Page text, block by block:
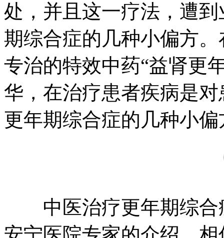
处，并且这一疗法，遭
期综合症的几种小偏方
专治的特效中药“益肾更
华，在治疗患者疾病是
更年期综合症的几种小偏
中医治疗更年期综合